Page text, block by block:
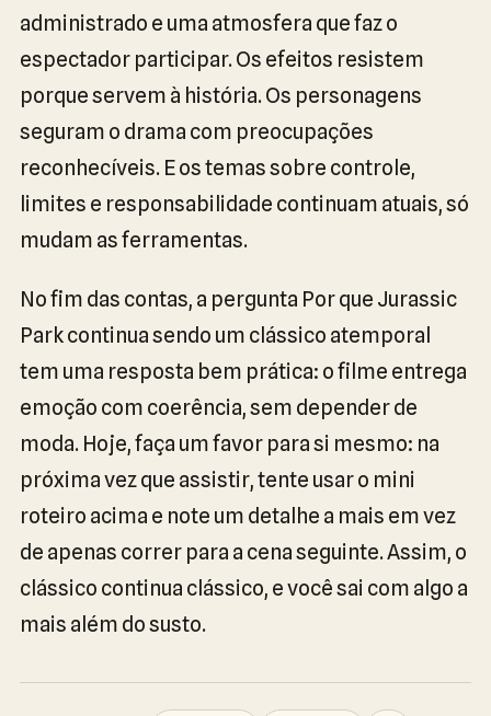
administrado e uma atmosfera que faz o
espectador participar. Os efeitos resistem
porque servem à história. Os personagens
seguram o drama com preocupações
reconhecíveis. E os temas sobre controle,
limites e responsabilidade continuam atuais, só
mudam as ferramentas.
No fim das contas, a pergunta Por que Jurassic
Park continua sendo um clássico atemporal
tem uma resposta bem prática: o filme entrega
emoção com coerência, sem depender de
moda. Hoje, faça um favor para si mesmo: na
próxima vez que assistir, tente usar o mini
roteiro acima e note um detalhe a mais em vez
de apenas correr para a cena seguinte. Assim, o
clássico continua clássico, e você sai com algo a
mais além do susto.